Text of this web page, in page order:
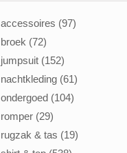
accessoires (97)
broek (72)
jumpsuit (152)
nachtkleding (61)
ondergoed (104)
romper (29)
rugzak & tas (19)